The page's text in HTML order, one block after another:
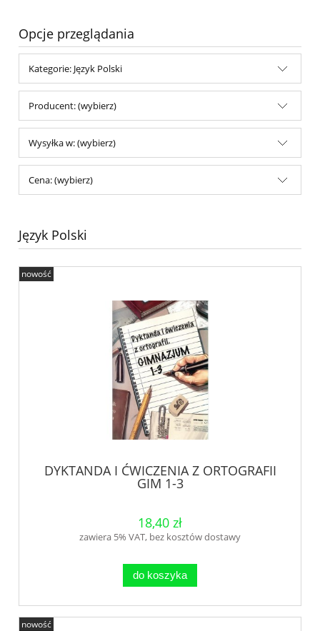
Opcje przeglądania
Kategorie: Język Polski
Producent: (wybierz)
Wysyłka w: (wybierz)
Cena: (wybierz)
Język Polski
DYKTANDA I ĆWICZENIA Z ORTOGRAFII
GIM 1-3
18,40 zł
zawiera 5% VAT, bez kosztów dostawy
do koszyka
nowość
nowość